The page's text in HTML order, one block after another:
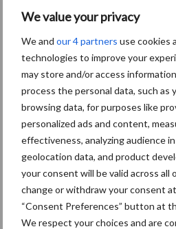
We value your privacy
We and our 4 partners use cookies
technologies to improve your
may store and/or access
process the personal data, such as
browsing data, for purposes like
personalized ads and content,
effectiveness, analyzing audience
geolocation data, and product
your consent will be valid across all
change or withdraw your consent
“Consent Preferences” button at
We respect your choices and are
Aanbevolen voor jou!
grillig:
geopolitiek
in de greep
De
voor mastitis